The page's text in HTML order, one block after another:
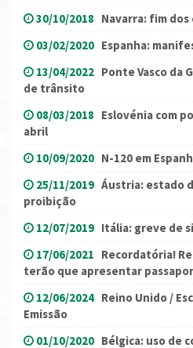
30/10/2018 Navarra: fim
03/02/2020 Espanha:
13/04/2022 Ponte Vasco da
de trânsito
08/03/2018 Eslovénia com
abril
10/09/2020 N-120 em
25/11/2019 Áustria: estado
proibição
12/07/2019 Itália: greve de
17/06/2021 Recordatória!
terão que apresentar
12/06/2024 Reino Unido /
Emissão
01/10/2020 Bélgica: uso de